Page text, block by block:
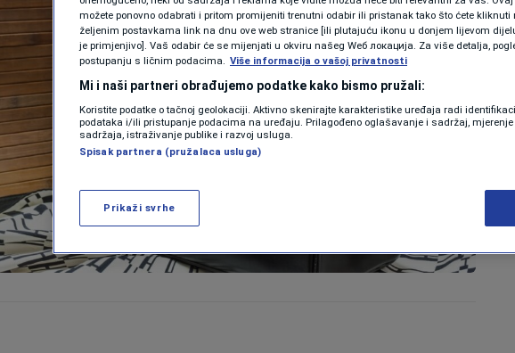
možete ponovno odabrati i pritom promijeniti trenutni odabir ili pristanak tako što ćete kliknuti
željenim postavkama link na dnu ove web stranice [ili plutajuću ikonu u donjem lijevom
je primjenjivo]. Vaš odabir će se mijenjati u okviru našeg Wеб локација. Za više detalja,
postupanju s ličnim podacima. Više informacija o vašoj privatnosti
Mi i naši partneri obrađujemo podatke kako bismo pružali:
Koristite podatke o tačnoj geolokaciji. Aktivno skenirajte karakteristike uređaja radi
podataka i/ili pristupanje podacima na uređaju. Prilagođeno oglašavanje i sadržaj,
sadržaja, istraživanje publike i razvoj usluga.
Spisak partnera (pružalaca usluga)
Prikaži svrhe